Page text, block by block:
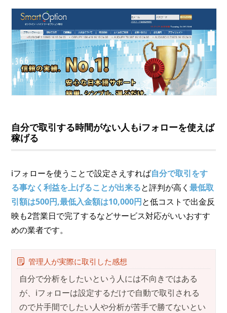
自分で取引する時間がない人もiフォローを使えば
稼げる
iフォローを使うことで設定さえすれば自分で取引をす
る事なく利益を上げることが出来ると評判が高く最低取
引額は500円,最低入金額は10,000円と低コストで出金反
映も2営業日で完了するなどサービス対応がいいおすす
めの業者です。
管理人が実際に取引した感想
自分で分析をしたいという人には不向きではある
が、iフォローは設定するだけで自動で取引される
ので片手間でしたい人や分析が苦手で勝てないとい